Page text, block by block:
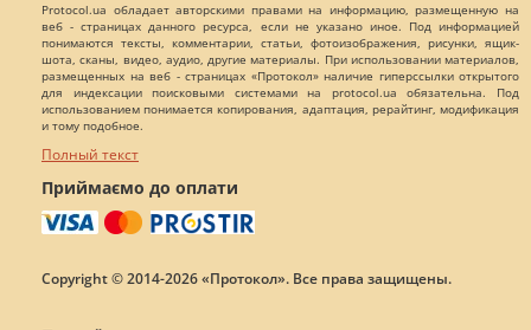
Protocol.ua обладает авторскими правами на информацию, размещенную на
веб - страницах данного ресурса, если не указано иное. Под информацией
понимаются тексты, комментарии, статьи, фотоизображения, рисунки, ящик-
шота, сканы, видео, аудио, другие материалы. При использовании материалов,
размещенных на веб - страницах «Протокол» наличие гиперссылки открытого
для индексации поисковыми системами на protocol.ua обязательна. Под
использованием понимается копирования, адаптация, рерайтинг, модификация
и тому подобное.
Полный текст
Приймаємо до оплати
Copyright © 2014-2026 «Протокол». Все права защищены.